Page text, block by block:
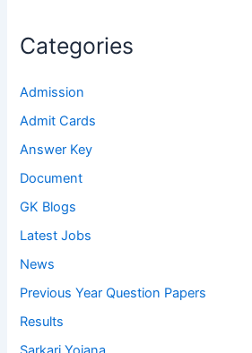
Categories
Admission
Admit Cards
Answer Key
Document
GK Blogs
Latest Jobs
News
Previous Year Question Papers
Results